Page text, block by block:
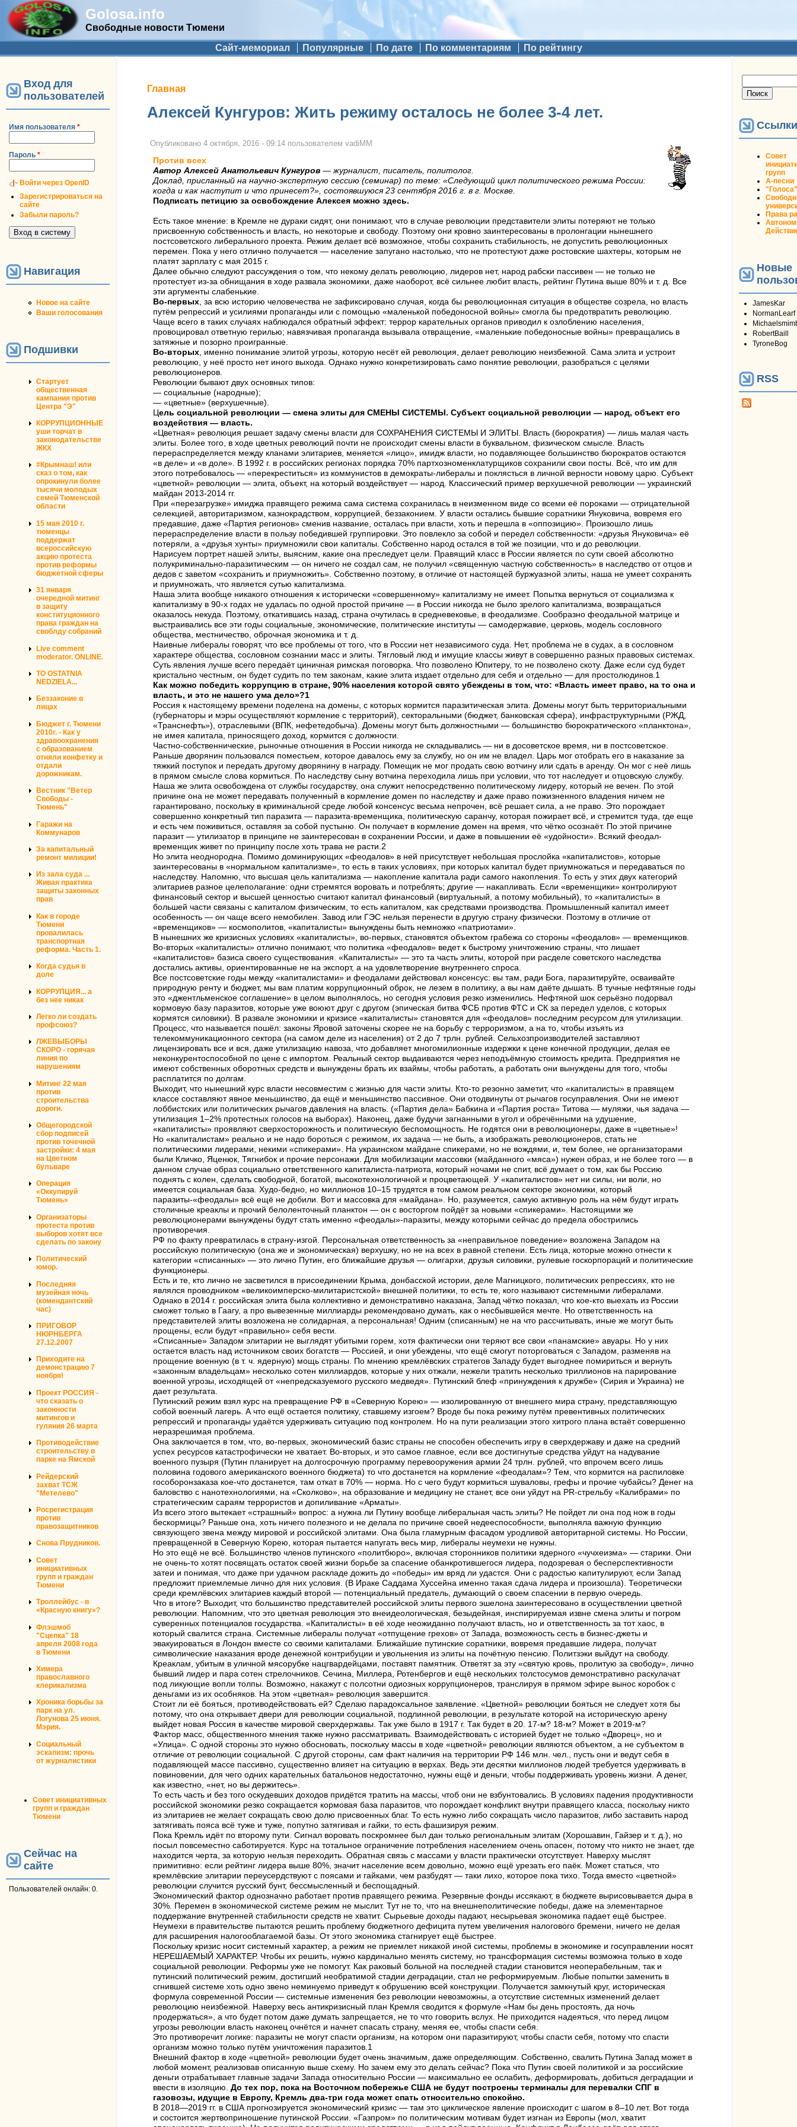
Golosa.info
Свободные новости Тюмени
Дополнительное меню Сайт-мемориал Популярные По дате По комментариям По рейтингу
Вход для
пользователей
Имя пользователя *
Пароль *
Войти через OpenID
Зарегистрироваться на
сайте
Забыли пароль?
Навигация
Новое на сайте
Ваши голосования
Подшивки
Стартует
общественная
кампания против
Центра "Э"
КОРРУПЦИОННЫЕ
уши торчат в
законодательстве
ЖКХ
#Крымнаш! или
сказ о том, как
опрокинули более
тысячи молодых
семей Тюменской
области
15 мая 2010 г.
тюменцы
поддержат
всероссийскую
акцию протеста
против реформы
бюджетной сферы
31 января
очередной митинг
в защиту
конституционного
права граждан на
своблду собраний
Live comment
moderator. ONLINE.
TO OSTATNIA
NEDZIELA...
Беззаконие в
лицах
Бюджет г. Тюмени
2010г. - Как у
здравоохранения
с образованием
отняли конфетку и
отдали
дорожникам.
Вестник "Ветер
Свободы -
Тюмень"
Гаражи на
Коммунаров
За капитальный
ремонт милиции!
Из зала суда ...
Живая практика
защиты законных
прав
Как в городе
Тюмени
провалилась
транспортная
реформа. Часть 1.
Когда судья в
доле
КОРРУПЦИЯ... а
без нее никак
Легко ли создать
профсоюз?
ЛЖЕВЫБОРЫ
СКОРО - горячая
линия по
нарушениям
Митинг 22 мая
против
строительства
дороги.
Общегородской
сбор подписей
против точечной
застройки: 4 мая
на Цветном
бульваре
Операция
«Оккупируй
Тюмень»
Организаторы
протеста против
выборов хотят все
сделать по закону
Политический
юмор.
Последняя
музейная ночь
(комендантский
час)
ПРИГОВОР
НЮРНБЕРГА
27.12.2007
Приходите на
демонстрацию 7
ноября!
Проект РОССИЯ -
что сказать о
законности
митингов и
гуляния 26 марта
Противодействие
строительству в
парке на Ямской
Рейдерский
захват ТСЖ
"Метелево"
Росрегистрация
против
правозащитников
Снова Прудников.
Совет
инициативных
групп и граждан
Тюмени
Троллейбус - в
«Красную книгу»?
Флэшмоб
"Сцепка" 18
апреля 2008 года
в Тюмени
Химера
православного
клерикализма
Хроника борьбы за
парк на ул.
Логунова 25 июня.
Мэрия.
Социальный
эскапизм: прочь
от журналистики
Совет инициативных
групп и граждан
Тюмени
Сейчас на
сайте
Пользователей онлайн: 0.
Вы здесь
Главная
Алексей Кунгуров: Жить режиму осталось не более 3-4 лет.
Опубликовано 4 октября, 2016 - 09:14 пользователем vadiMM
Против всех
Автор Алексей Анатольевич Кунгуров — журналист, писатель, политолог.
Доклад, присланный на научно-экспертную сессию (семинар) по теме: «Следующий цикл политического режима России:
когда и как наступит и что принесет?», состоявшуюся 23 сентября 2016 г. в г. Москве.
Подписать петицию за освобождение Алексея можно здесь.
Есть такое мнение: в Кремле не дураки сидят, они понимают, что в случае революции представители элиты потеряют не только
присвоенную собственность и власть, но некоторые и свободу. Поэтому они кровно заинтересованы в пролонгации нынешнего
постсоветского либерального проекта. Режим делает всё возможное, чтобы сохранить стабильность, не допустить революционных
перемен. Пока у него отлично получается — население запугано настолько, что не протестуют даже ростовские шахтеры, которым не
платят зарплату с мая 2015 г.
Далее обычно следуют рассуждения о том, что некому делать революцию, лидеров нет, народ рабски пассивен — не только не
протестует из-за обнищания в ходе развала экономики, даже наоборот, всё сильнее любит власть, рейтинг Путина выше 80% и т. д. Все
эти аргументы слабенькие.
Во-первых, за всю историю человечества не зафиксировано случая, когда бы революционная ситуация в обществе созрела, но власть
путём репрессий и усилиями пропаганды или с помощью «маленькой победоносной войны» смогла бы предотвратить революцию.
Чаще всего в таких случаях наблюдался обратный эффект: террор карательных органов приводил к озлоблению населения,
провоцировал ответную герилью; навязчивая пропаганда вызывала отвращение, «маленькие победоносные войны» превращались в
затяжные и позорно проигранные.
Во-вторых, именно понимание элитой угрозы, которую несёт ей революция, делает революцию неизбежной. Сама элита и устроит
революцию, у неё просто нет иного выхода. Однако нужно конкретизировать само понятие революции, разобраться с целями
революционеров.
Революции бывают двух основных типов:
— социальные (народные);
— «цветные» (верхушечные).
Цель социальной революции — смена элиты для СМЕНЫ СИСТЕМЫ. Субъект социальной революции — народ, объект его
воздействия — власть.
«Цветная» революция решает задачу смены власти для СОХРАНЕНИЯ СИСТЕМЫ И ЭЛИТЫ. Власть (бюрократия) — лишь малая часть
элиты. Более того, в ходе цветных революций почти не происходит смены власти в буквальном, физическом смысле. Власть
перераспределяется между кланами элитариев, меняется «лицо», имидж власти, но подавляющее большинство бюрократов остаются
«в деле» и «в доле». В 1992 г. в российских регионах порядка 70% партхозноменклатурщиков сохранили свои посты. Всё, что им для
этого потребовалось — «перекреститься» из коммунистов в демократы-либералы и поклясться в личной верности новому царю. Субъект
«цветной» революции — элита, объект, на который воздействует — народ. Классический пример верхушечной революции — украинский
майдан 2013-2014 гг.
При «перезагрузке» имиджа правящего режима сама система сохранилась в неизменном виде со всеми её пороками — отрицательной
селекцией, авторитаризмом, казнокрадством, коррупцией, беззаконием. У власти остались бывшие соратники Януковича, вовремя его
предавшие, даже «Партия регионов» сменив название, осталась при власти, хоть и перешла в «оппозицию». Произошло лишь
перераспределение власти в пользу победившей группировки. Это повлекло за собой и передел собственности: «друзья Януковича» её
потеряли, а «друзья хунты» приумножили свои капиталы. Собственно народ остался в той же позиции, что и до революции.
Нарисуем портрет нашей элиты, выясним, какие она преследует цели. Правящий класс в России является по сути своей абсолютно
полукриминально-паразитическим — он ничего не создал сам, не получил «священную частную собственность» в наследство от отцов и
дедов с заветом «сохранить и приумножить». Собственно поэтому, в отличие от настоящей буржуазной элиты, наша не умеет сохранять
и приумножать, что является сутью капитализма.
Наша элита вообще никакого отношения к исторически «совершенному» капитализму не имеет. Попытка вернуться от социализма к
капитализму в 90-х годах не удалась по одной простой причине — в России никогда не было зрелого капитализма, возвращаться
оказалось некуда. Поэтому, откатившись назад, страна очутилась в средневековье, в феодализме. Сообразно феодальной матрице и
выстраивались все эти годы социальные, экономические, политические институты — самодержавие, церковь, модель сословного
общества, местничество, оброчная экономика и т. д.
Наивные либералы говорят, что все проблемы от того, что в России нет независимого суда. Нет, проблема не в судах, а в сословном
характере общества, сословном сознании масс и элиты. Тягловый люд и имущие классы живут в совершенно разных правовых системах.
Суть явления лучше всего передаёт циничная римская поговорка. Что позволено Юпитеру, то не позволено скоту. Даже если суд будет
кристально честным, он будет судить по тем законам, какие элита издает отдельно для себя и отдельно — для простолюдинов.1
Как можно победить коррупцию в стране, 90% населения которой свято убеждены в том, что: «Власть имеет право, на то она и
власть, и это не нашего ума дело»?1
Россия к настоящему времени поделена на домены, с которых кормится паразитическая элита. Домены могут быть территориальными
(губернаторы и мэры осуществляют кормление с территорий), секторальными (бюджет, банковская сфера), инфраструктурными (РЖД,
«Транснефть»), отраслевыми (ВПК, нефетедобыча). Домены могут быть должностными — большинство бюрократического «планктона»,
не имея капитала, приносящего доход, кормится с должности.
Частно-собственнические, рыночные отношения в России никогда не складывались — ни в досоветское время, ни в постсоветское.
Раньше дворянин пользовался поместьем, которое давалось ему за службу, но он им не владел. Царь мог отобрать его в наказание за
тяжкий поступок и передать другому дворянину в награду. Помещик не мог продать свою вотчину или сдать в аренду. Он мог с неё лишь
в прямом смысле слова кормиться. По наследству сыну вотчина переходила лишь при условии, что тот наследует и отцовскую службу.
Наша же элита освобождена от службы государству, она служит непосредственно политическому лидеру, который не вечен. По этой
причине она не может передавать полученный в кормление домен по наследству и даже право пожизненного владения ничем не
гарантировано, поскольку в криминальной среде любой консенсус весьма непрочен, всё решает сила, а не право. Это порождает
совершенно конкретный тип паразита — паразита-временщика, политическую саранчу, которая пожирает всё, и стремится туда, где еще
и есть чем поживиться, оставляя за собой пустыню. Он получает в кормление домен на время, что чётко осознаёт. По этой причине
паразит — утилизатор в принципе не заинтересован в сохранении России, и даже в повышении её «удойности». Всякий феодал-
временщик живет по принципу после хоть трава не расти.2
Но элита неоднородна. Помимо доминирующих «феодалов» в ней присутствует небольшая прослойка «капиталистов», которые
заинтересованы в «нормальном капитализме», то есть в таких условиях, при которых капитал будет приумножаться и передаваться по
наследству. Напомню, что высшая цель капитализма — накопление капитала ради самого накопления. То есть у этих двух категорий
элитариев разное целеполагание: одни стремятся воровать и потреблять; другие — накапливать. Если «временщики» контролируют
финансовый сектор и высшей ценностью считают капитал финансовый (виртуальный, а потому мобильный), то «капиталисты» в
большей части связаны с капиталом физическим, то есть капиталом, как средствами производства. Промышленный капитал имеет
особенность — он чаще всего немобилен. Завод или ГЭС нельзя перенести в другую страну физически. Поэтому в отличие от
«временщиков» — космополитов, «капиталисты» вынуждены быть немножко «патриотами».
В нынешних же кризисных условиях «капиталисты», во-первых, становятся объектом грабежа со стороны «феодалов» — временщиков.
Во-вторых «капиталисты» отлично понимают, что политика «феодалов» ведет к быстрому уничтожению страны, что лишает
«капиталистов» базиса своего существования. «Капиталисты» — это та часть элиты, которой при расделе советского наследства
достались активы, ориентированные не на экспорт, а на удовлетворение внутреннего спроса.
Все постсоветские годы между «капиталистами» и феодалами действовал консенсус: вы там, ради Бога, паразитируйте, осваивайте
природную ренту и бюджет, мы вам платим коррупционный оброк, не лезем в политику, а вы нам даёте дышать. В тучные нефтяные годы
это «джентльменское соглашение» в целом выполнялось, но сегодня условия резко изменились. Нефтяной шок серьёзно подорвал
кормовую базу паразитов, которые уже воюют друг с другом (эпическая битва ФСБ против ФТС и СК за передел уделов, с которых
кормятся силовики). В развале экономики и кризисе «капиталисты» становятся для «феодалов» последним ресурсом для утилизации.
Процесс, что называется пошёл: законы Яровой заточены скорее не на борьбу с терроризмом, а на то, чтобы изъять из
телекоммуникационного сектора (на самом деле из населения) от 2 до 7 трлн. рублей. Сельхозпроизводителей заставляют
лицензировать все и вся, даже утилизацию навоза, что добавляет многомилионные издержки к цене конечной продукции, делая ее
неконкурентоспособной по цене с импортом. Реальный сектор выдаиваются через неподъёмную стоимость кредита. Предприятия не
имеют собственных оборотных средств и вынуждены брать их взаймы, чтобы работать, а работать они вынуждены для того, чтобы
расплатится по долгам.
Выходит, что нынешний курс власти несовместим с жизнью для части элиты. Кто-то резонно заметит, что «капиталисты» в правящем
классе составляют явное меньшинство, да ещё и меньшинство пассивное. Они отодвинуты от рычагов госуправления. Они не имеют
лоббистских или политических рычагов давления на власть. («Партия дела» Бабкина и «Партия роста» Титова — муляжи, чья задача —
утилизация 1–2% протестных голосов на выборах). Наконец, даже будучи загнанными в угол и обречёнными на удушение,
«капиталисты» проявляют сверхосторожность и политическую беспомощность. Не годятся они в революционеры, даже в «цветные»!
Но «капиталистам» реально и не надо бороться с режимом, их задача — не быть, а изображать революционеров, стать не
политическими лидерами, некими «спикерами». На украинском майдане спикерами, но не вождями, и, тем более, не организаторами
были Кличко, Яценюк, Тягнибок и прочие персонажи. Для мобилизации массовки (майданного «мяса») нужен образ, и не более того — в
данном случае образ социально ответственного капиталиста-патриота, который ночами не спит, всё думает о том, как бы Россию
поднять с колен, сделать свободной, богатой, высокотехнологичной и процветающей. У «капиталистов» нет ни силы, ни воли, но
имеется социальная база. Худо-бедно, но миллионов 10–15 трудятся в том самом реальном секторе экономики, который
паразиты-«феодалы» всё ещё не добили. Вот и массовка для «майдана». Но, разумеется, самую активную роль на нём будут играть
столичные креаклы и прочий белоленточный планктон — он с восторгом пойдёт за новыми «спикерами». Настоящими же
революционерами вынуждены будут стать именно «феодалы»-паразиты, между которыми сейчас до предела обострились
противоречия.
РФ по факту превратилась в страну-изгой. Персональная ответственность за «неправильное поведение» возложена Западом на
российскую политическую (она же и экономическая) верхушку, но не на всех в равной степени. Есть лица, которые можно отнести к
категории «списанных» — это лично Путин, его ближайшие друзья — олигархи, друзья силовики, рулевые госкорпораций и политические
функционеры.
Есть и те, кто лично не засветился в присоединении Крыма, донбасской истории, деле Магницкого, политических репрессиях, кто не
являлся проводником «великоимперско-милитаристской» внешней политики, то есть те, кого называют системными либералами.
Однако в 2014 г. российская элита была коллективно и демонстративно наказана, Запад чётко показал, что кое-кто выехать из России
сможет только в Гаагу, а про вывезенные миллиарды рекомендовано думать, как о несбывшейся мечте. Но ответственность на
представителей элиты возложена не солидарная, а персональная! Одним (списанным) не на что рассчитывать, иные же могут быть
прощены, если будут «правильно» себя вести.
«Списанные» Западом элитарии не выглядят убитыми горем, хотя фактически они теряют все свои «панамские» авуары. Но у них
остается власть над источником своих богатств — Россией, и они убеждены, что ещё смогут поторговаться с Западом, разменяв на
прощение военную (в т. ч. ядерную) мощь страны. По мнению кремлёвских стратегов Западу будет выгоднее помириться и вернуть
«законным владельцам» несколько сотен миллиардов, которые у них отжали, нежели тратить несколько триллионов на парирование
военной угрозы, исходящей от «непредсказуемого русского медведя». Путинский блеф «принуждения к дружбе» (Сирия и Украина) не
дает результата.
Путинский режим взял курс на превращение РФ в «Северную Корею» — изолированную от внешнего мира страну, представляющую
собой военный лагерь. А что ещё остается политику, ставшему изгоем? Вроде бы пока режиму путём превентивных политических
репрессий и пропаганды удаётся удерживать ситуацию под контролем. Но на пути реализации этого хитрого плана встаёт совершенно
неразрешимая проблема.
Она заключается в том, что, во-первых, экономический базис страны не способен обеспечить игру в сверхдержаву и даже на средний
успех ресурсов катастрофически не хватает. Во-вторых, и это самое главное, если все достигнутые средства уйдут на надувание
военного пузыря (Путин планирует на долгосрочную программу перевооружения армии 24 трлн. рублей, что впрочем всего лишь
половина годового американского военного бюджета) то что достанется на кормление «феодалам»? Тем, что кормится на распиловке
гособоронзаказа кое-что достанется, там откат в 70% — норма. Но с чего будут кормиться шуваловы, грефы и прочие чубайсы? Денег на
баловство с нанотехнологиями, на «Сколково», на образование и медицину не станет, все они уйдут на PR-стрельбу «Калибрами» по
стратегическим сараям террористов и допиливание «Арматы».
Из всего этого вытекает «страшный» вопрос: а нужна ли Путину вообще либеральная часть элиты? Не пойдет ли она под нож в годы
бескормицы? Раньше она, хоть ничего полезного и не делала по причине своей недееспособности, выполняла важную функцию
связующего звена между мировой и российской элитами. Она была гламурным фасадом уродливой авторитарной системы. Но России,
превращенной в Северную Корею, которая пытается напугать весь мир, либералы неумехи не нужны.
Но это ещё не всё. Большинство членов путинского «политбюро», включая сторонников политики ядерного «чучхеизма» — старики. Они
не очень-то хотят посвящать остаток своей жизни борьбе за спасение обанкротившегося лидера, подозревая о бесперспективности
затеи и понимая, что даже при удачном раскладе дожить до «победы» им вряд ли удастся. Они с радостью капитулируют, если Запад
предложит приемлемые лично для них условия. (В Ираке Саддама Хуссейна именно такая сдача лидера и произошла). Теоретически
среди кремлёвских элитариев каждый второй — потенциальный предатель, думающий о своем спасении в первую очередь.
Что в итоге? Выходит, что большинство представителей российской элиты первого эшелона заинтересовано в осуществлении цветной
революции. Напомним, что это цветная революция это внеидеологическая, безыдейная, инспирируемая извне смена элиты и погром
суверенных потенциалов государства. «Капиталисты» в её ходе неожиданно получают власть, но и ответственность за тот хаос, в
который свалится страна. Системные либералы получат «отпущение грехов» от Запада, возможность сесть в бизнес-джеты и
эвакуироваться в Лондон вместе со своими капиталами. Ближайшие путинские соратники, вовремя предавшие лидера, получат
символические наказания вроде денежной контрибуции и увольнения из элиты на почётную пенсию. Политзэки выйдут на свободу.
Креаклам, убитым в уличной мясорубке нацгвардейцами, поставят памятник. Ответят за эту «святую кровь, пролитую за свободу», лично
бывший лидер и пара сотен стрелочников. Сечина, Миллера, Ротенбергов и ещё нескольких толстосумов демонстративно раскулачат
под ликующие вопли толпы. Возможно, накажут с полсотни одиозных коррупционеров, транслируя в прямом эфире вынос коробок с
деньгами из их особняков. На этом «цветная» революция завершится.
Стоит ли её бояться, противодействовать ей? Сделаю парадоксальное заявление. «Цветной» революции бояться не следует хотя бы
потому, что она открывает двери для революции социальной, подлинной революции, в результате которой на историческую арену
выйдет новая Россия в качестве мировой сверхдержавы. Так уже было в 1917 г. Так будет в 20. 17-м? 18-м? Может в 2019-м?
Фактор масс, общественного мнения также нужно рассматривать. Взаимодействовать с историей будет не только «Дворец», но и
«Улица». С одной стороны это нужно обосновать, поскольку массы в ходе «цветной» революции являются объектом, а не субъектом в
отличие от революции социальной. С другой стороны, сам факт наличия на территории РФ 146 млн. чел., пусть они и ведут себя в
подавляющей массе пассивно, существенно влияет на ситуацию в верхах. Ведь эти десятки миллионов людей требуется удерживать в
повиновении, для чего одних карательных батальонов недостаточно, нужны ещё и деньги, чтобы поддерживать уровень жизни. А денег,
как известно, «нет, но вы держитесь».
То есть часть и без того оскудевших доходов придётся тратить на массы, чтоб они не взбунтовались. В условиях падения продуктивности
российской экономики резко сокращается кормовая база паразитов, что порождает конфликт внутри правящего класса, поскольку никто
из элитариев не желает сокращать свою долю присвоенных благ. То есть нужно либо сокращать число паразитов, либо заставить народ
затягивать пояса всё туже и туже, попутно затягивая и гайки, то есть фашизируя режим.
Пока Кремль идёт по второму пути. Сигнал воровать поскромнее был дан только региональным элитам (Хорошавин, Гайзер и т. д.), но
посыл повсеместно саботируется. Курс на тотальное ограничение потребления населением очень опасен, потому что никто не знает, где
находится черта, за которую нельзя переходить. Обратная связь с массами у власти практически отсутствует. Наверху мыслят
примитивно: если рейтинг лидера выше 80%, значит население всем довольно, можно ещё урезать его паёк. Может статься, что
кремлёвские элитарии переусердствуют с поясами и гайками, чем разбудят — таки лихо, которое пока тихо. Тогда вместо «цветной»
революции случится русский бунт, бессмысленный и беспощадный.
Экономический фактор однозначно работает против правящего режима. Резервные фонды иссякают, в бюджете вырисовывается дыра в
30%. Перемен в экономической системе режим не мыслит. Тут не то, что на внешнеполитические победы, даже на элементарное
поддержание внутренней стабильности средств не хватит. Сырьевые доходы падают, несырьевая экономика падает ещё быстрее.
Неумехи в правительстве пытаются решить проблему бюджетного дефицита путем увеличения налогового бремени, ничего не делая
для расширения налогооблагаемой базы. От этого экономика стагнирует ещё быстрее.
Поскольку кризис носит системный характер, а режим не приемлет никакой иной системы, проблемы в экономике и госуправлении носят
НЕРЕШАЕМЫЙ ХАРАКТЕР. Чтобы их решить, нужно кардинально менять систему, но трансформация системы возможна только в ходе
социальной революции. Реформы уже не помогут. Как раковый больной на последней стадии становится неоперабельным, так и
путинский политический режим, достигший необратимой стадии деградации, стал не реформируемым. Любые попытки заменить в
сгнившей системе хоть одно звено неминуемо приведут к обрушению всей конструкции. Получается замкнутый круг, историческая
формула современной России — системные изменения без революции невозможны, а отсутствие системных изменений делает
революцию неизбежной. Наверху весь антикризисный план Кремля сводится к формуле «Нам бы день простоять, да ночь
продержаться», а что будет потом даже думать запрещается, не то что говорить вслух. Не приходится надеяться, что перед лицом
угрозы революции власть наконец очнётся и начнет спасать страну, меняя ее, чтобы спасти себя.
Это противоречит логике: паразиты не могут спасти организм, на котором они паразитируют, чтобы спасти себя, потому что спасти
организм можно только путём уничтожения паразитов.1
Внешний фактор в ходе «цветной» революции будет очень значимым, даже определяющим. Собственно, свалить Путина Запад может в
любой момент, реализовав описанную выше схему. Но зачем ему это делать сейчас? Пока что Путин своей политикой и за российские
деньги отрабатывает главные задачи Запада относительно России — максимально ее ослабить, деформировать, добиться деградации и
ввести в изоляцию. До тех пор, пока на Восточном побережье США не будут построены терминалы для перевалки СПГ в
газовозы, идущие в Европу, Кремль два-три года может спать относительно спокойно.
В 2018—2019 гг. в США прогнозируется экономический кризис — там это циклическое явление происходит с шагом в 8–10 лет. Вот тогда
и состоится жертвоприношение путинской России. «Газпром» по политическим мотивам будет изгнан из Европы (мол, хватит
поиска
Ссылки
Совет
групп
А-песни
Права
Новые
JamesKar
NormanLearf
RobertBaill
TyroneBog
RSS